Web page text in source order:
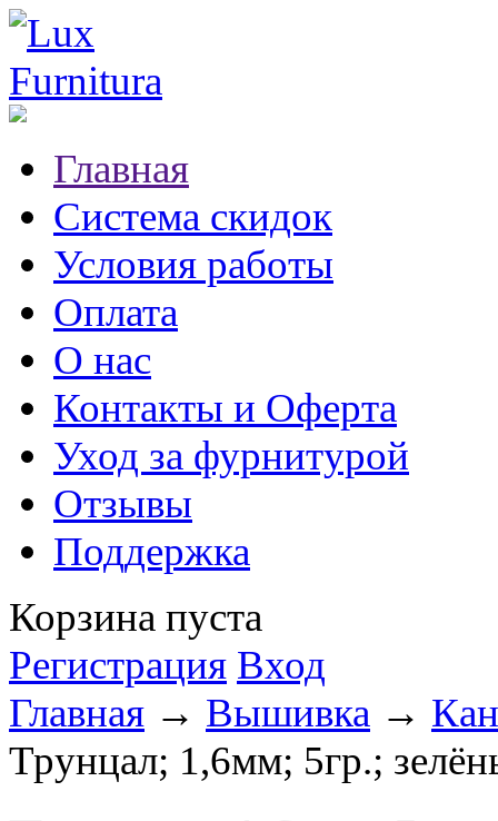
Главная
Система скидок
Условия работы
Оплата
О нас
Контакты и Оферта
Уход за фурнитурой
Отзывы
Поддержка
Корзина пуста
Регистрация Вход
Главная → Вышивка →
Трунцал; 1,6мм; 5гр.;